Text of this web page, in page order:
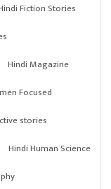
Fiction Stories
Hindi Magazine
Focused
stories
Hindi Human Science